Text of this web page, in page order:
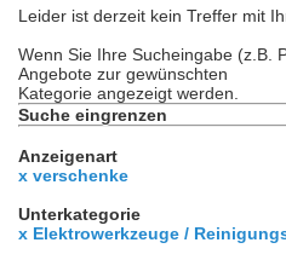
Leider ist derzeit kein Treffer mit
Wenn Sie Ihre Sucheingabe (z.B.
Angebote zur gewünschten
Kategorie angezeigt werden.
Suche eingrenzen
Anzeigenart
x verschenke
Unterkategorie
x Elektrowerkzeuge /